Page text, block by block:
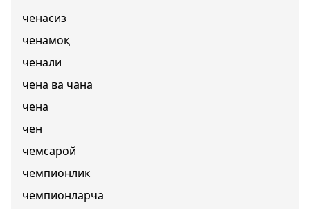
ченасиз
ченамоқ
ченали
чена ва чана
чена
чен
чемсарой
чемпионлик
чемпионларча